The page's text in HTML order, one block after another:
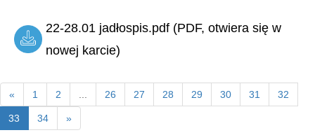
22-28.01 jadłospis.pdf (PDF, otwiera się w
nowej karcie)
« 1 2 ... 26 27 28 29 30 31 32
33 34 »